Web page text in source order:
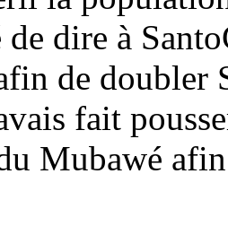
dire à
de doubler
fait
Mubawé